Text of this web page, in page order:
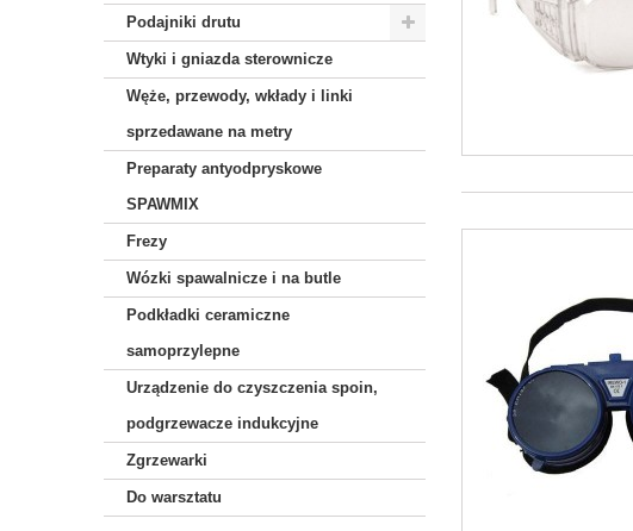
Podajniki drutu
Wtyki i gniazda sterownicze
Węże, przewody, wkłady i linki
sprzedawane na metry
Preparaty antyodpryskowe
SPAWMIX
Frezy
Wózki spawalnicze i na butle
Podkładki ceramiczne
samoprzylepne
Urządzenie do czyszczenia spoin,
podgrzewacze indukcyjne
Zgrzewarki
Do warsztatu